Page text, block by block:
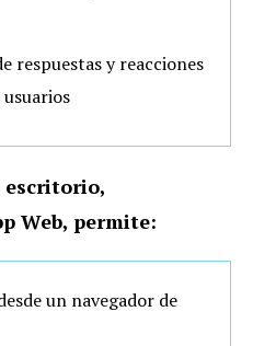
respuestas y reacciones
escritorio,
Web, permite:
un navegador de